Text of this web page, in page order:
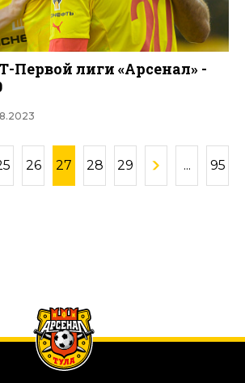
Первой лиги «Арсенал» -
26 27 28 29 ... 95